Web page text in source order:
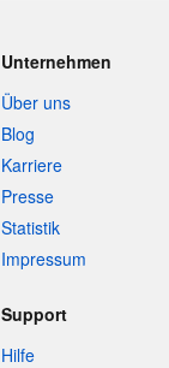
Unternehmen
Über uns
Blog
Karriere
Presse
Statistik
Impressum
Support
Hilfe